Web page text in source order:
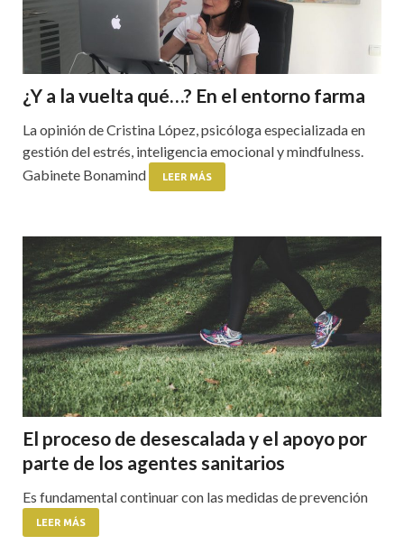
¿Y a la vuelta qué…? En el entorno farma
La opinión de Cristina López, psicóloga especializada en
gestión del estrés, inteligencia emocional y mindfulness.
Gabinete Bonamind
LEER MÁS
El proceso de desescalada y el apoyo por
parte de los agentes sanitarios
Es fundamental continuar con las medidas de prevención
LEER MÁS